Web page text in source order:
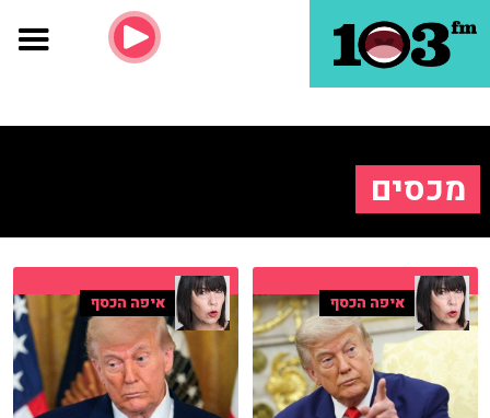
מכסים
איפה הכסף איפה הכסף